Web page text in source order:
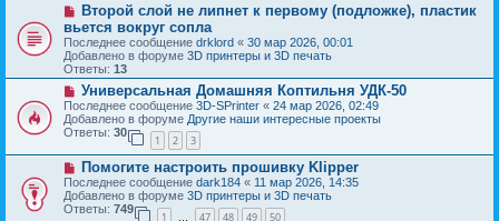
ео
о
б
щ
е
н
и
е
Н
в
о
е
с
о
о
б
щ
н
е
Второй слой не липнет к первому (подложке), пластик
вьется вокруг сопла
Последнее сообщение drklord « 30 мар 2026, 00:01
Добавлено в форуме 3D принтеры и 3D печать
Ответы: 13
Н
о
в
о
с
о
б
щ
Универсальная Домашняя Коптильня УДК-50
Последнее сообщение 3D-SPrinter « 24 мар 2026, 02:49
Добавлено в форуме Другие наши интересные проекты
Ответы: 30
1 2 3
Н
о
в
о
е
Помогите настроить прошивку Klipper
Последнее сообщение dark184 « 11 мар 2026, 14:35
Добавлено в форуме 3D принтеры и 3D печать
Ответы: 749
1 … 47 48 49 50